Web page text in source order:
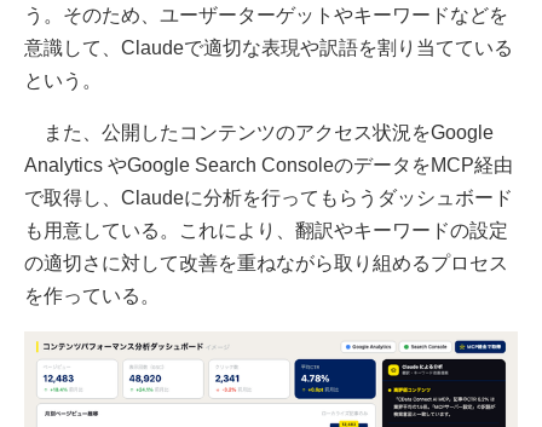
う。そのため、ユーザーターゲットやキーワードなどを
意識して、Claudeで適切な表現や訳語を割り当てている
という。
また、公開したコンテンツのアクセス状況をGoogle
Analytics やGoogle Search ConsoleのデータをMCP経由
で取得し、Claudeに分析を行ってもらうダッシュボード
も用意している。これにより、翻訳やキーワードの設定
の適切さに対して改善を重ねながら取り組めるプロセス
を作っている。